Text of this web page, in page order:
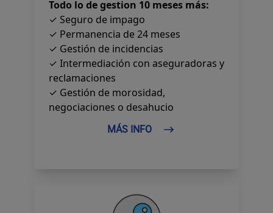
Todo lo de gestion 10 meses más:
✓ Seguro de impago
✓ Permanencia de 24 meses
✓ Gestión de incidencias
✓ Intermediación con aseguradoras y
reclamaciones
✓ Gestión de morosidad,
negociaciones o desahucio
MÁS INFO